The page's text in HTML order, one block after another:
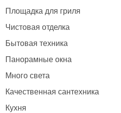
Площадка для гриля
Чистовая отделка
Бытовая техника
Панорамные окна
Много света
Качественная сантехника
Кухня